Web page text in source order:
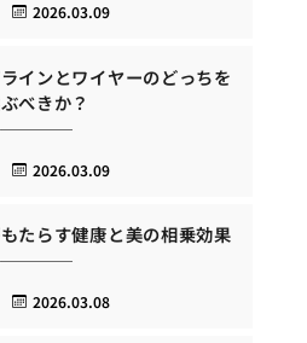
2026.03.09
インとワイヤーのどっちを
べきか？
2026.03.09
たらす健康と美の相乗効果
2026.03.08